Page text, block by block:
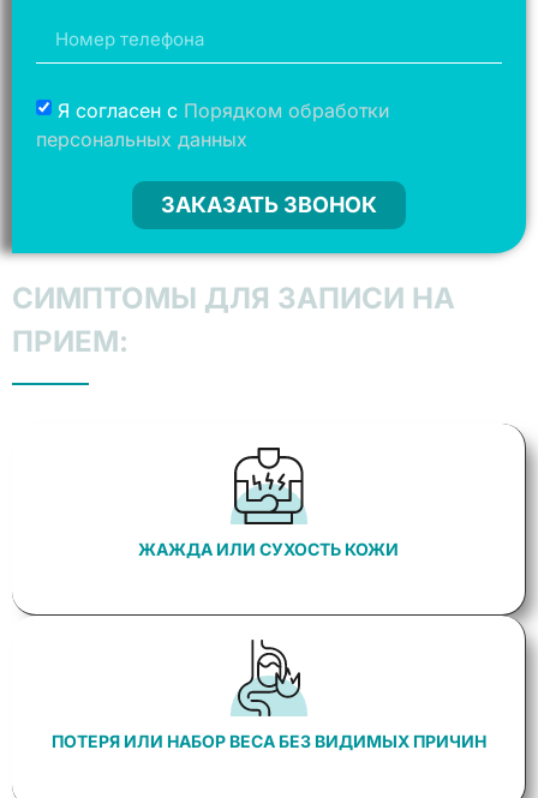
Я согласен с Порядком обработки
персональных данных
ЗАКАЗАТЬ ЗВОНОК
СИМПТОМЫ ДЛЯ ЗАПИСИ НА
ПРИЕМ:
ЖАЖДА ИЛИ СУХОСТЬ КОЖИ
ПОТЕРЯ ИЛИ НАБОР ВЕСА БЕЗ ВИДИМЫХ ПРИЧИН